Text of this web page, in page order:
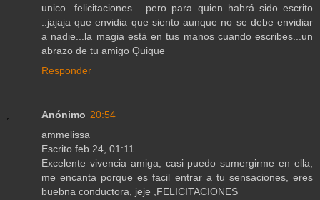
unico...felicitaciones ...pero para quien habrá sido escrito
..jajaja que envidia que siento aunque no se debe envidiar
a nadie...la magia está en tus manos cuando escribes...un
abrazo de tu amigo Quique
Responder
Anónimo 20:54
ammelissa
Escrito feb 24, 01:11
Excelente vivencia amiga, casi puedo sumergirme en ella,
me encanta porque es facil entrar a tu sensaciones, eres
buebna conductora, jeje ,FELICITACIONES